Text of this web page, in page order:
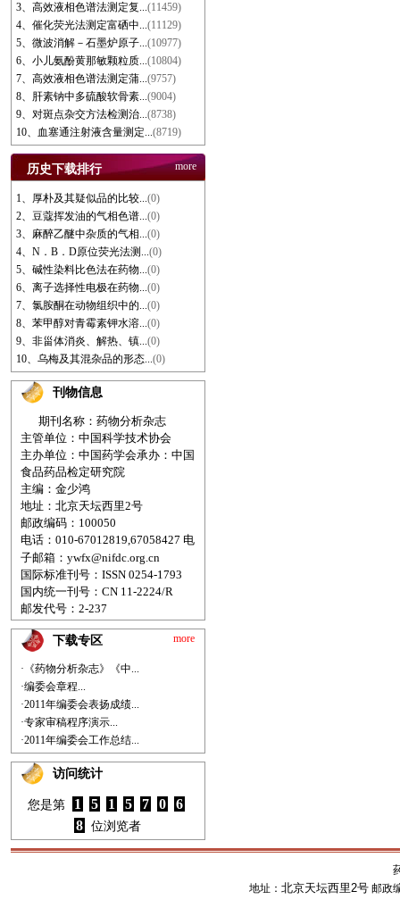
3、高效液相色谱法测定复...(11459)
4、催化荧光法测定富硒中...(11129)
5、微波消解－石墨炉原子...(10977)
6、小儿氨酚黄那敏颗粒质...(10804)
7、高效液相色谱法测定蒲...(9757)
8、肝素钠中多硫酸软骨素...(9004)
9、对斑点杂交方法检测治...(8738)
10、血塞通注射液含量测定...(8719)
历史下载排行 more
1、厚朴及其疑似品的比较...(0)
2、豆蔻挥发油的气相色谱...(0)
3、麻醉乙醚中杂质的气相...(0)
4、N．B．D原位荧光法测...(0)
5、碱性染料比色法在药物...(0)
6、离子选择性电极在药物...(0)
7、氯胺酮在动物组织中的...(0)
8、苯甲醇对青霉素钾水溶...(0)
9、非甾体消炎、解热、镇...(0)
10、乌梅及其混杂品的形态...(0)
刊物信息
期刊名称：药物分析杂志
主管单位：中国科学技术协会
主办单位：中国药学会承办：中国
食品药品检定研究院
主编：金少鸿
地址：北京天坛西里2号
邮政编码：100050
电话：010-67012819,67058427 电
子邮箱： ywfx@nifdc.org.cn
国际标准刊号：ISSN 0254-1793
国内统一刊号：CN 11-2224/R
邮发代号：2-237
下载专区 more
·《药物分析杂志》《中...
·编委会章程...
·2011年编委会表扬成绩...
·专家审稿程序演示...
·2011年编委会工作总结...
访问统计
您是第 1 5 1 5 7 0
6
8 位浏览者
地址： 北京天坛西里2号邮政